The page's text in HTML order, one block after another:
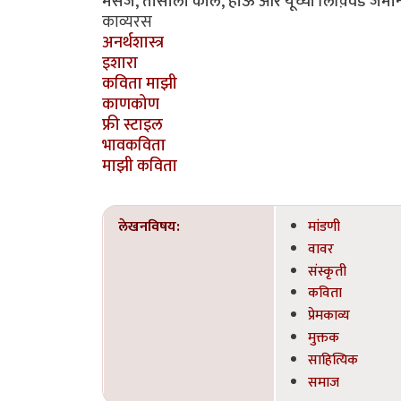
काव्यरस
अनर्थशास्त्र
इशारा
कविता माझी
काणकोण
फ्री स्टाइल
भावकविता
माझी कविता
लेखनविषय:
मांडणी
वावर
संस्कृती
कविता
प्रेमकाव्य
मुक्तक
साहित्यिक
समाज